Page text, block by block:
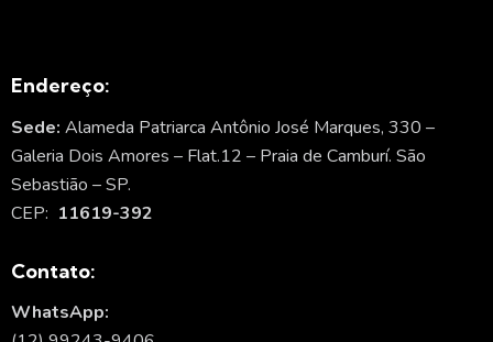
Endereço:
Sede: Alameda Patriarca Antônio José Marques, 330 –
Galeria Dois Amores – Flat.12 – Praia de Camburí. São
Sebastião – SP.
CEP: 11619-392
Contato:
WhatsApp: